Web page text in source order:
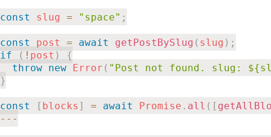
const slug = "space" ;
const post = await getPostBySlug ( slug ) ;
if
( ! post )
{
throw new Error ( "Post not found. slug:
}
const [ blocks ] = await Promise . all ( [
-- -